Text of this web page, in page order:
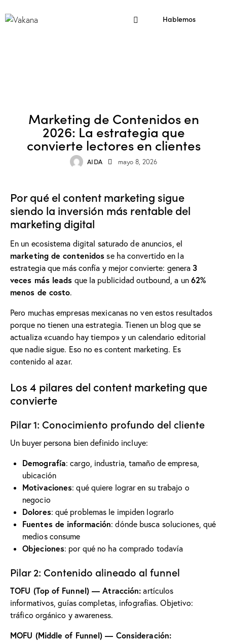
Hablemos
Marketing de Contenidos en
2026: La estrategia que
convierte lectores en clientes
AIDA mayo 8, 2026
Por qué el content marketing sigue
siendo la inversión más rentable del
marketing digital
En un ecosistema digital saturado de anuncios, el
marketing de contenidos se ha convertido en la
estrategia que más confía y mejor convierte: genera3
veces más leads que la publicidad outbound, a un 62%
menos de costo.
Pero muchas empresas mexicanas no ven estos resultados
porque no tienen una estrategia. Tienen un blog que se
actualiza «cuando hay tiempo» y un calendario editorial
que nadie sigue. Eso no es content marketing. Es
contenido al azar.
Los 4 pilares del content marketing que
convierte
Pilar 1: Conocimiento profundo del cliente
Un buyer persona bien definido incluye:
Demografía: cargo, industria, tamaño de empresa,
ubicación
Motivaciones: qué quiere lograr en su trabajo o
negocio
Dolores: qué problemas le impiden lograrlo
Fuentes de información: dónde busca soluciones, qué
medios consume
Objeciones: por qué no ha comprado todavía
Pilar 2: Contenido alineado al funnel
TOFU (Top of Funnel) — Atracción: artículos
informativos, guías completas, infografías. Objetivo:
tráfico orgánico y awareness.
MOFU (Middle of Funnel) — Consideración: